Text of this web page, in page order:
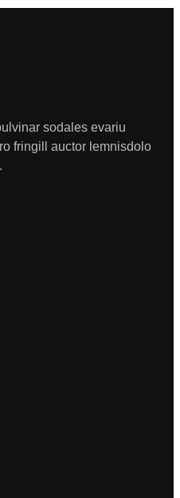
sodales evariu
fringill auctor lemnisdolo